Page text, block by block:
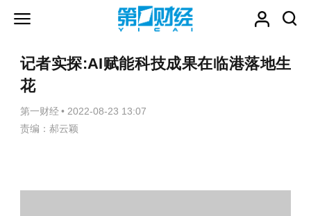
记者实探:AI赋能科技成果在临港落地生
花
第一财经 • 2022-08-23 13:07
责编：郝云颖